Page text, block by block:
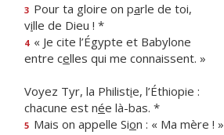
3 Pour ta gloire on parle de toi,
ville de Dieu ! *
4 « Je cite l’Égypte et Babylone
entre celles qui me connaissent. »
Voyez Tyr, la Philistie, l’Éthiopie :
chacune est née là-bas. *
5 Mais on appelle Sion : « Ma mère ! »